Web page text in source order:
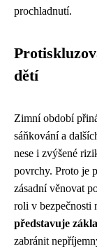
prochladnutí.
dětí
Zimní období
sáňkování a
nese i zvýšené
povrchy. Proto je
zásadní věnovat
roli v bezpečnosti
představuje
zabránit